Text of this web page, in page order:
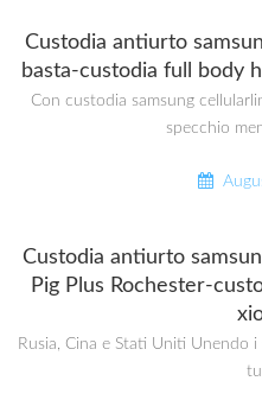
Custodia antiurto
basta-custodia full body
Con custodia samsung
specchio
Custodia antiurto
Pig Plus Rochester-
Rusia, Cina e Stati Uniti Unendo